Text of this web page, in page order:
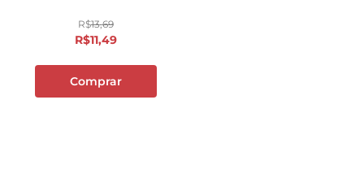
R$13,69
R$11,49
Comprar